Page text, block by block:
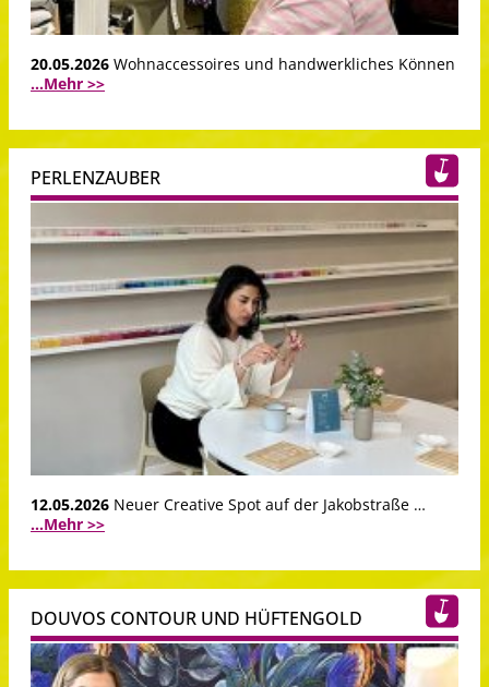
20.05.2026 Wohnaccessoires und handwerkliches Können
...Mehr >>
PERLENZAUBER
12.05.2026 Neuer Creative Spot auf der Jakobstraße …
...Mehr >>
DOUVOS CONTOUR UND HÜFTENGOLD